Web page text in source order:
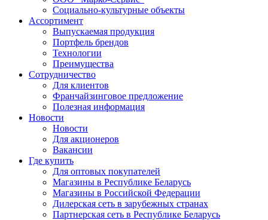
Социально-культурные объекты
Ассортимент
Выпускаемая продукция
Портфель брендов
Технологии
Преимущества
Сотрудничество
Для клиентов
Франчайзинговое предложение
Полезная информация
Новости
Новости
Для акционеров
Вакансии
Где купить
Для оптовых покупателей
Магазины в Республике Беларусь
Магазины в Российской Федерации
Дилерская сеть в зарубежных странах
Партнерская сеть в Республике Беларусь